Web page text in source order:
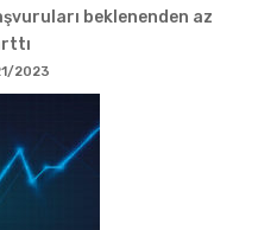
beklenenden az
2023